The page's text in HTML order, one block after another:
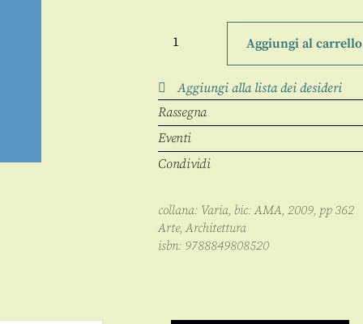
Palazzo
il
palazzo
barocco
a
Roma
quantità
Aggiungi al carrello
Aggiungi alla lista dei desideri
Rassegna
Eventi
Condividi
collana: Varia, bic:AMA, 2009, pp 362
Arte,Architettura
isbn: 9788849808520